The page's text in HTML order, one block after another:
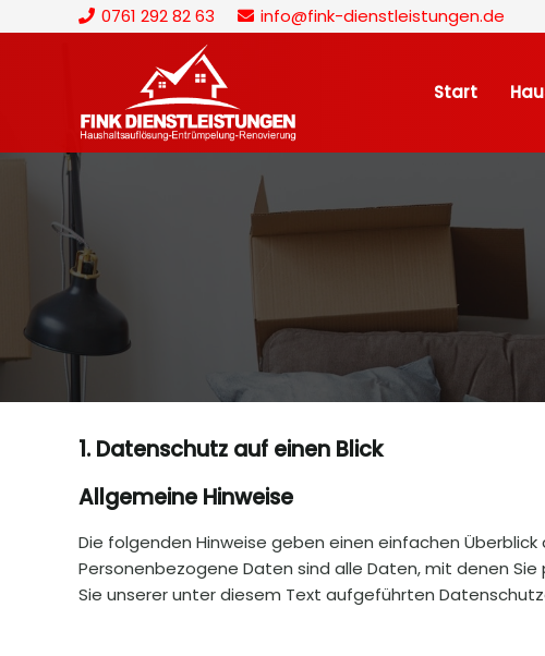
0761 292 82 63 info@fink-dienstleistungen.de
Start
1. Datenschutz auf einen Blick
Allgemeine Hinweise
Die folgenden Hinweise geben einen einfachen
Personenbezogene Daten sind alle Daten, mit denen
Sie unserer unter diesem Text aufgeführten